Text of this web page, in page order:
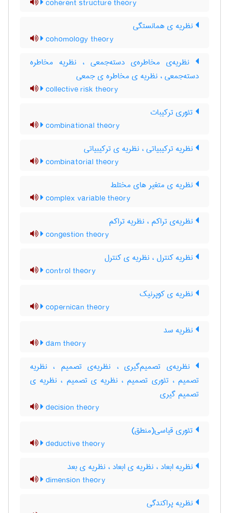
coherent structure theory
نظریه ی همانستگی
cohomology theory
نظریه‌ی مخاطره‌ی دسته‌جمعی ، نظریه مخاطره
دسته‌جمعی ، نظریه ی مخاطره ی جمعی
collective risk theory
تئوری ترکیبات
combinational theory
نظریه ترکیبیاتی ، نظریه ی ترکیبیاتی
combinatorial theory
نظریه ی متغیر های مختلط
complex variable theory
نظریه‌ی تراکم ، نظریه تراکم
congestion theory
نظریه کنترل ، نظریه ی کنترل
control theory
نظریه ی کوپرنیک
copernican theory
نظریه سد
dam theory
نظریه‌ی تصمیم‌گیری ، نظریه‌ی تصمیم ، نظریه
تصمیم ، تئوری تصمیم ، نظریه ی تصمیم ، نظریه ی
تصمیم گیری
decision theory
تئوری قیاسی(منطق)
deductive theory
نظریه ابعاد ، نظریه ی ابعاد ، ‌نظریه ی بعد
dimension theory
نظریه پراکندگی